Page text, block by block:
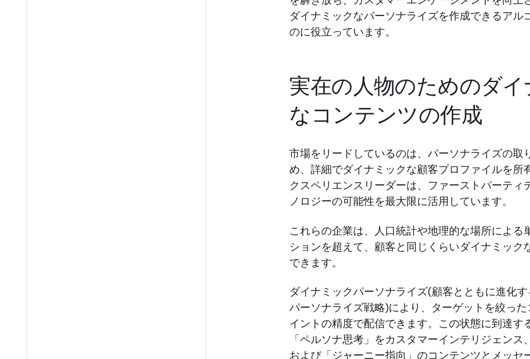
ダイナミックなパーソナライズを作成できるアル
のに役立っています。
実在の人物のためのダ
なコンテンツの作成
市場をリードしているのは、パーソナライズの取
め、詳細でダイナミックな顧客プロファイルを所
クスペリエンスリーダーは、ファーストパーティ
ノロジーの可能性を最大限に活用しています。
これらの企業は、人口統計や地理的な場所による
ションを超えて、顧客と同じくらいダイナミック
できます。
ダイナミックパーソナライズ(顧客とともに進化
パーソナライズ戦略)により、ターゲットを絞っ
イントの精度で配信できます。この状態に到達す
「ペルソナ思考」をカスタマーインテリジェンス
および「ジャーニー指向」のコンテンツとメッセ